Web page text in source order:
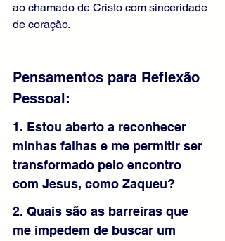
ao chamado de Cristo com sinceridade
de coração.
Pensamentos para Reflexão
Pessoal:
1. Estou aberto a reconhecer
minhas falhas e me permitir ser
transformado pelo encontro
com Jesus, como Zaqueu?
2. Quais são as barreiras que
me impedem de buscar um